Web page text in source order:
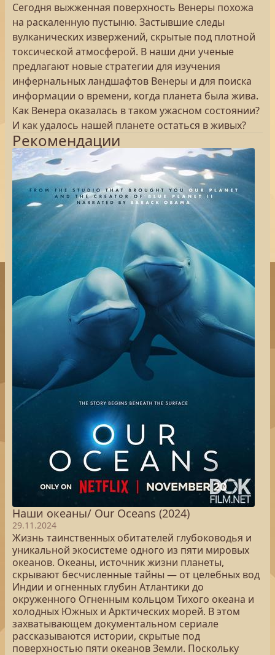
Сегодня выжженная поверхность Венеры похожа
на раскаленную пустыню. Застывшие следы
вулканических извержений, скрытые под плотной
токсической атмосферой. В наши дни ученые
предлагают новые стратегии для изучения
инфернальных ландшафтов Венеры и для поиска
информации о времени, когда планета была жива.
Как Венера оказалась в таком ужасном состоянии?
И как удалось нашей планете остаться в живых?
Рекомендации
Наши океаны/ Our Oceans (2024)
29.11.2024
Жизнь таинственных обитателей глубоководья и
уникальной экосистеме одного из пяти мировых
океанов. Океаны, источник жизни планеты,
скрывают бесчисленные тайны — от целебных вод
Индии и огненных глубин Атлантики до
окруженного Огненным кольцом Тихого океана и
холодных Южных и Арктических морей. В этом
захватывающем документальном сериале
рассказываются истории, скрытые под
поверхностью пяти океанов Земли. Поскольку